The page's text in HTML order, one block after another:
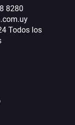
8280
Todos los